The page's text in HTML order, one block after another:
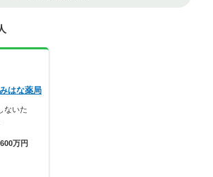
はな薬局
ないた
万円